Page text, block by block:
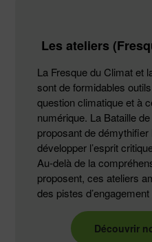
Les ateliers
La Fresque du Climat et
sont de formidables
question climatique et à
numérique. La Bataille
proposant de démythifier
développer l’esprit
Au-delà de la
proposent, ces ateliers
des pistes
Découvrir